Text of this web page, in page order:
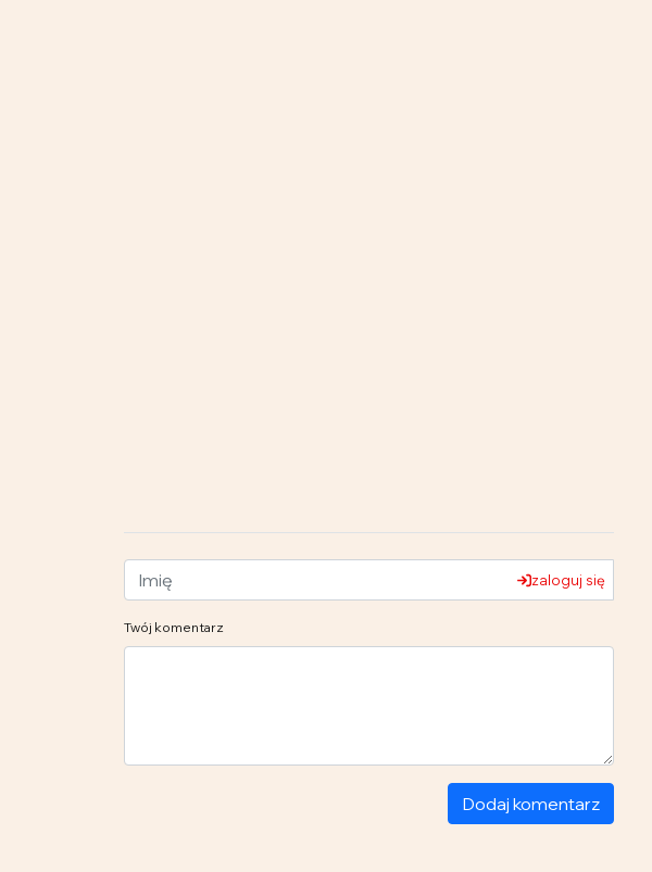
zaloguj się
Twój komentarz
Dodaj komentarz